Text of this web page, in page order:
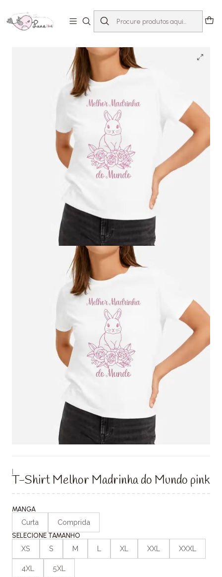
T-shirts com Mensagem
Páscoa
T-Shirt Melhor Madrinha do Mundo pink
|
T-Shirt Melhor Madrinha do Mundo pink
MANGA
Curta Comprida
SELECIONE TAMANHO
XS S M L XL XXL XXXL
4XL 5XL